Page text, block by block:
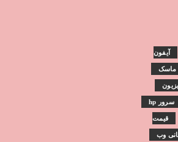
آیفون
ماسک
سرور hp
قیمت
وب